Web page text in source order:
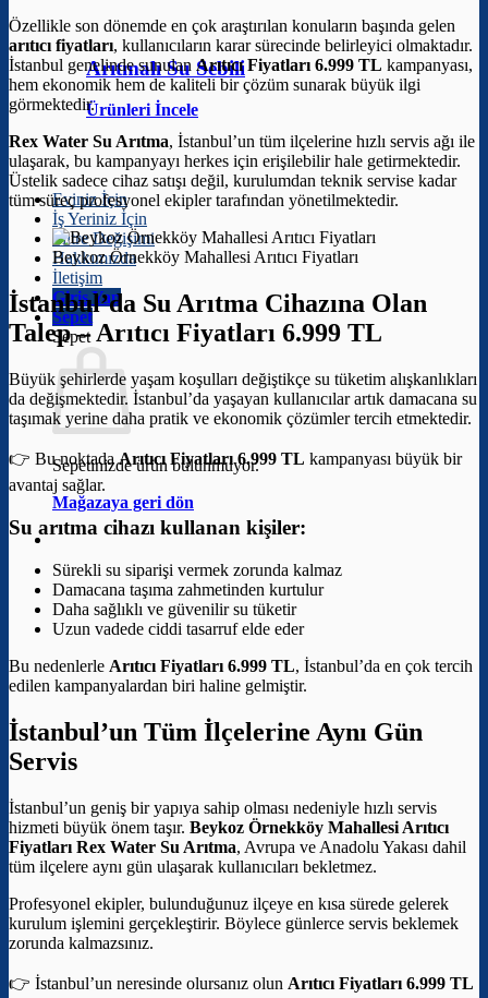
Arıtmalı Su Sebili
Ürünleri İncele
Eviniz İçin
İş Yeriniz İçin
Filtre Değişimi
Hakkımızda
İletişim
Giriş Yap
Sepet
Sepet
Sepetinizde ürün bulunmuyor.
Mağazaya geri dön
Özellikle son dönemde en çok araştırılan konuların başında gelen
arıtıcı fiyatları, kullanıcıların karar sürecinde belirleyici olmaktadır.
İstanbul genelinde sunulan Arıtıcı Fiyatları 6.999 TL kampanyası,
hem ekonomik hem de kaliteli bir çözüm sunarak büyük ilgi
görmektedir.
Rex Water Su Arıtma, İstanbul’un tüm ilçelerine hızlı servis ağı ile
ulaşarak, bu kampanyayı herkes için erişilebilir hale getirmektedir.
Üstelik sadece cihaz satışı değil, kurulumdan teknik servise kadar
tüm süreç profesyonel ekipler tarafından yönetilmektedir.
Beykoz Örnekköy Mahallesi Arıtıcı Fiyatları
İstanbul’da Su Arıtma Cihazına Olan
Talep –Arıtıcı Fiyatları 6.999 TL
Büyük şehirlerde yaşam koşulları değiştikçe su tüketim alışkanlıkları
da değişmektedir. İstanbul’da yaşayan kullanıcılar artık damacana su
taşımak yerine daha pratik ve ekonomik çözümler tercih etmektedir.
👉 Bu noktadaArıtıcı Fiyatları 6.999 TL kampanyası büyük bir
avantaj sağlar.
Su arıtma cihazı kullanan kişiler:
Sürekli su siparişi vermek zorunda kalmaz
Damacana taşıma zahmetinden kurtulur
Daha sağlıklı ve güvenilir su tüketir
Uzun vadede ciddi tasarruf elde eder
Bu nedenlerle Arıtıcı Fiyatları 6.999 TL, İstanbul’da en çok tercih
edilen kampanyalardan biri haline gelmiştir.
İstanbul’un Tüm İlçelerine Aynı Gün
Servis
İstanbul’un geniş bir yapıya sahip olması nedeniyle hızlı servis
hizmeti büyük önem taşır. Beykoz Örnekköy Mahallesi Arıtıcı
Fiyatları Rex Water Su Arıtma, Avrupa ve Anadolu Yakası dahil
tüm ilçelere aynı gün ulaşarak kullanıcıları bekletmez.
Profesyonel ekipler, bulunduğunuz ilçeye en kısa sürede gelerek
kurulum işlemini gerçekleştirir. Böylece günlerce servis beklemek
zorunda kalmazsınız.
👉 İstanbul’un neresinde olursanız olun Arıtıcı Fiyatları 6.999 TL